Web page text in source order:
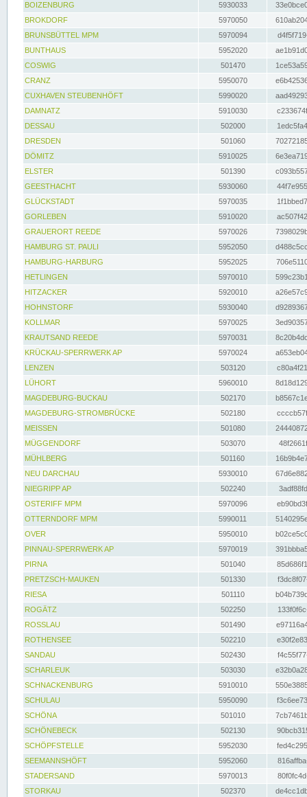
BOIZENBURG
5930033
BROKDORF
5970050
BRUNSBÜTTEL MPM
5970094
BUNTHAUS
5952020
COSWIG
501470
CRANZ
5950070
CUXHAVEN STEUBENHÖFT
5990020
DAMNATZ
5910030
DESSAU
502000
DRESDEN
501060
DÖMITZ
5910025
ELSTER
501390
GEESTHACHT
5930060
GLÜCKSTADT
5970035
GORLEBEN
5910020
GRAUERORT REEDE
5970026
HAMBURG ST. PAULI
5952050
HAMBURG-HARBURG
5952025
HETLINGEN
5970010
HITZACKER
5920010
HOHNSTORF
5930040
KOLLMAR
5970025
KRAUTSAND REEDE
5970031
KRÜCKAU-SPERRWERK AP
5970024
LENZEN
503120
LÜHORT
5960010
MAGDEBURG-BUCKAU
502170
MAGDEBURG-STROMBRÜCKE
502180
MEISSEN
501080
MÜGGENDORF
503070
MÜHLBERG
501160
NEU DARCHAU
5930010
NIEGRIPP AP
502240
OSTERIFF MPM
5970096
OTTERNDORF MPM
5990011
OVER
5950010
PINNAU-SPERRWERK AP
5970019
PIRNA
501040
PRETZSCH-MAUKEN
501330
RIESA
501110
ROGÄTZ
502250
ROSSLAU
501490
ROTHENSEE
502210
SANDAU
502430
SCHARLEUK
503030
SCHNACKENBURG
5910010
SCHULAU
5950090
SCHÖNA
501010
SCHÖNEBECK
502130
SCHÖPFSTELLE
5952030
SEEMANNSHÖFT
5952060
STADERSAND
5970013
STORKAU
502370